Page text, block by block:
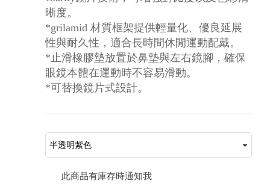
晰度。
*grilamid 材質框架提供輕量化、優良延展
性與耐久性，適合長時間休閒運動配戴。
*止滑橡膠墊放置於鼻墊與左右鏡腳，確保
眼鏡本體在運動時不容易滑動。
*可替換鏡片式設計。
此商品有庫存時通知我